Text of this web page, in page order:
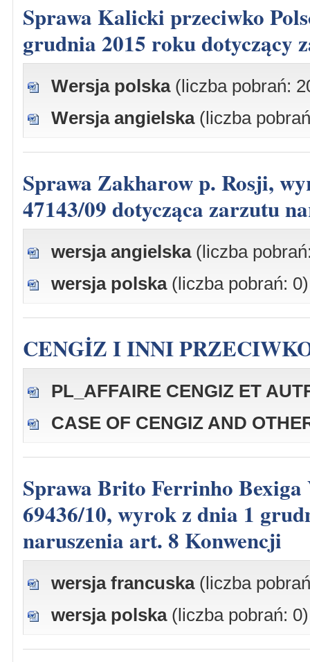
Sprawa Kalicki przeciwko Polsce, skarga nr 46797/08, wyrok z dnia 8
grudnia 2015 roku dotyczący
Wersja polska (liczba pobrań:
Wersja angielska (liczba
Sprawa Zakharow p. Rosji, wyrok z dnia 4 grudnia 2015 r., skarga nr
47143/09 dotycząca zarzutu
wersja angielska (liczba
wersja polska (liczba pobrań: 0)
CENGİZ I INNI
PL_AFFAIRE CENGIZ ET
CASE OF CENGIZ AND
Sprawa Brito Ferrinho Bexiga Villa-Nova p. Portugalii, skarga nr
69436/10, wyrok z dnia 1
naruszenia art. 8 Konwencji
wersja francuska (liczba
wersja polska (liczba pobrań: 0)